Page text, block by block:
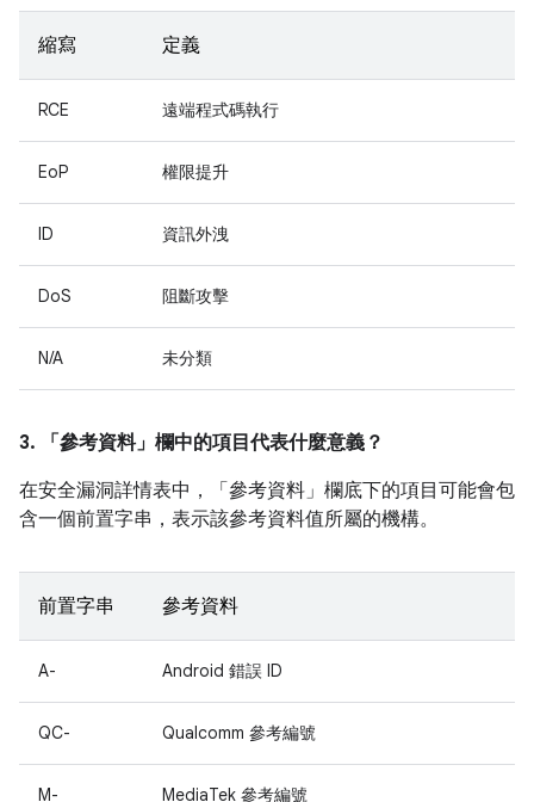
縮寫 定義
RCE 遠端程式碼執行
EoP 權限提升
ID 資訊外洩
DoS 阻斷攻擊
N/A 未分類
3. 「參考資料」 欄中的項目代表什麼意義？
在安全漏洞詳情表中，「參考資料」 欄底下的項目可能會包
含一個前置字串，表示該參考資料值所屬的機構。
前置字串 參考資料
A- Android 錯誤 ID
QC- Qualcomm 參考編號
M- MediaTek 參考編號